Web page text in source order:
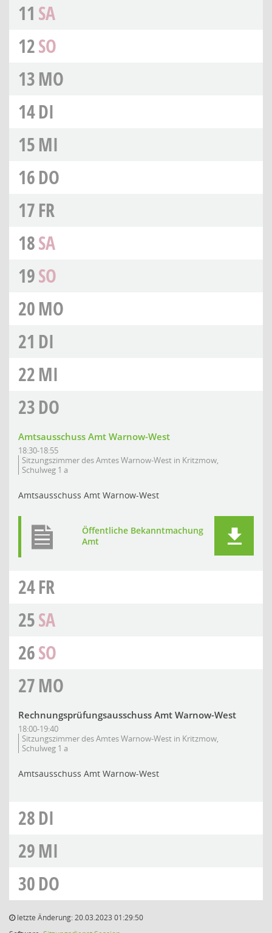
11 SA
12SO
13MO
14DI
15MI
16DO
17FR
18SA
19SO
20MO
21 DI
22MI
23DO
Amtsausschuss Amt Warnow-West
18:30-18:55
Sitzungszimmer des Amtes Warnow-West in Kritzmow,
Schulweg 1 a
Amtsausschuss Amt Warnow-West
Öffentliche Bekanntmachung
Amt
24FR
25SA
26SO
27MO
Rechnungsprüfungsausschuss Amt Warnow-West
18:00-19:40
Sitzungszimmer des Amtes Warnow-West in Kritzmow,
Schulweg 1 a
Amtsausschuss Amt Warnow-West
28DI
29MI
30DO
letzte Änderung: 20.03.2023 01:29:50